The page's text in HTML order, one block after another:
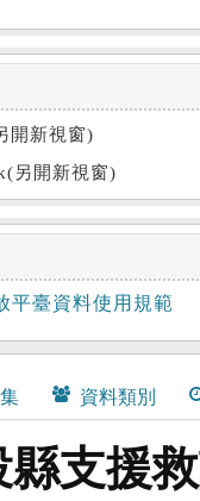
開新視窗)
另開新視窗)
平臺資料使用規範
資料類別
縣支援